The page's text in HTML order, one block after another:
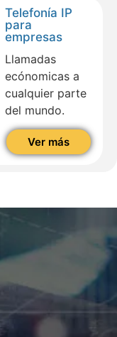
Telefonía IP
para
empresas
Llamadas
ecónomicas a
cualquier parte
del mundo.
Ver más